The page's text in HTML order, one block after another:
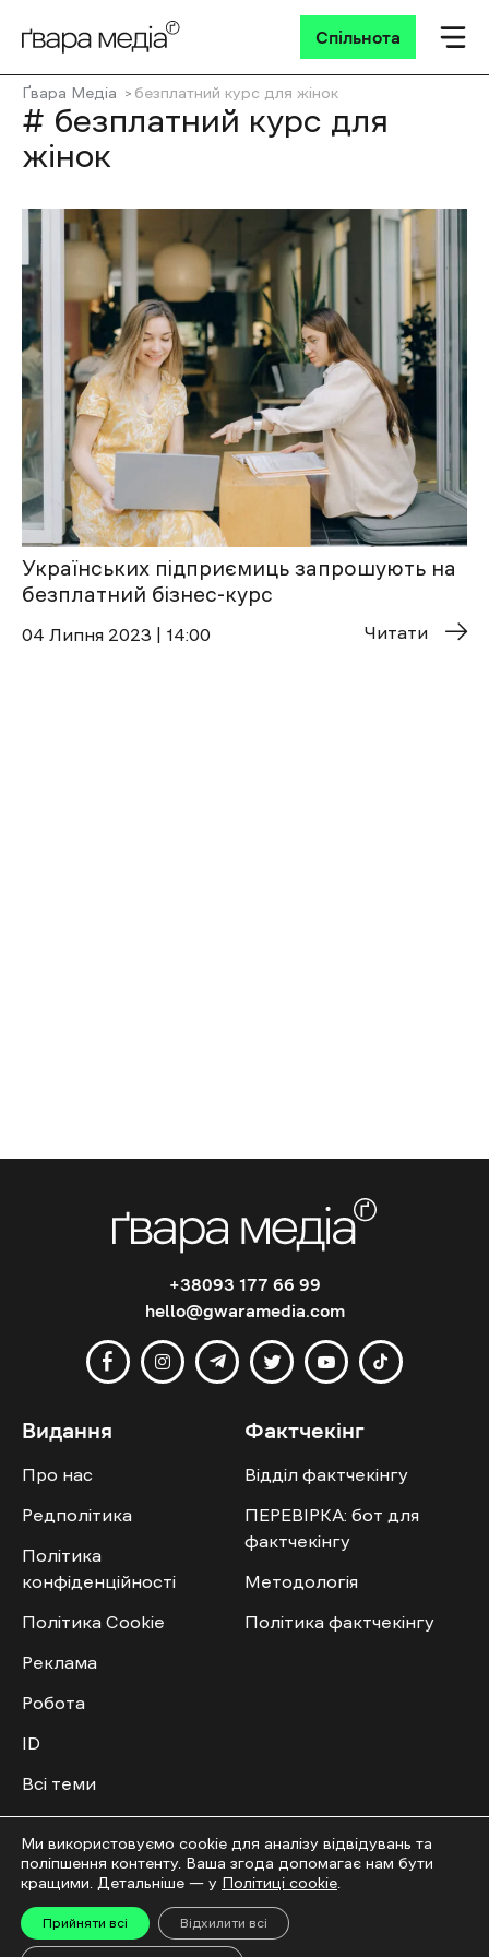
Спільнота
Ґвара Медіа безплатний курс для жінок
# безплатний курс для
жінок
Українських підприємиць запрошують на
безплатний бізнес-курс
04 Липня 2023 | 14:00 Читати
+38093 177 66 99
hello@gwaramedia.com
Видання
Про нас
Редполітика
Політика
конфіденційності
Політика Cookie
Реклама
Робота
ID
Всі теми
Публічний договір
Фактчекінг
Відділ фактчекінгу
ПЕРЕВІРКА: бот для
фактчекінгу
Методологія
Політика фактчекінгу
Мультимедіа
Відео
Спільнота
Приєднатись
Ми використовуємо cookie для аналізу відвідувань та
поліпшення контенту. Ваша згода допомагає нам бути
кращими. Детальніше — у Політиці cookie
Прийняти всі Відхилити всі